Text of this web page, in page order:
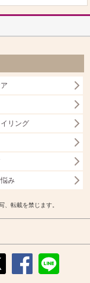
リング
み
、転載を禁じます。